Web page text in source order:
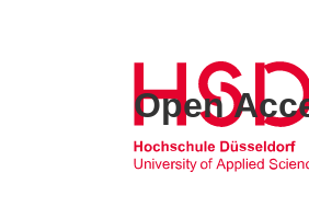
Open